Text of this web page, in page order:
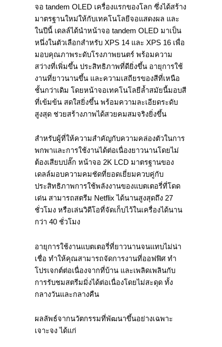
จอ tandem OLED เครื่องแรกของโลก ซึ่งได้สร้าง
มาตรฐานใหม่ให้กับเทคโนโลยีจอแสดงผล และ
ในปีนี้ เดลล์ได้นำหน้าจอ tandem OLED มาเป็น
หนึ่งในตัวเลือกสำหรับ XPS 14 และ XPS 16 เพื่อ
มอบคุณภาพระดับโรงภาพยนตร์ พร้อมความ
สว่างที่เพิ่มขึ้น ประสิทธิภาพที่ดียิ่งขึ้น อายุการใช้
งานที่ยาวนานขึ้น และความเสถียรของสีที่เหนือ
ชั้นกว่าเดิม โดยหน้าจอเทคโนโลยีล้ำสมัยนี้มอบสี
ที่เข้มข้น สดใสยิ่งขึ้น พร้อมความละเอียดระดับ
สูงสุด ช่วยสร้างภาพได้สวยคมสมจริงยิ่งขึ้น
สำหรับผู้ที่ให้ความสำคัญกับความคล่องตัวในการ
พกพาและการใช้งานได้ต่อเนื่องยาวนานโดยไม่
ต้องเสียบปลั๊ก หน้าจอ 2K LCD มาตรฐานของ
เดลล์มอบความคมชัดที่ยอดเยี่ยมควบคู่กับ
ประสิทธิภาพการใช้พลังงานของแบตเตอรี่ที่โดด
เด่น สามารถสตรีม Netflix ได้นานสูงสุดถึง 27
ชั่วโมง หรือเล่นวิดีโอที่จัดเก็บไว้ในเครื่องได้นาน
กว่า 40 ชั่วโมง
อายุการใช้งานแบตเตอรี่ที่ยาวนานจนแทบไม่น่า
เชื่อ ทำให้คุณสามารถจัดการงานที่ออฟฟิศ ทำ
โปรเจกต์ต่อเนื่องจากที่บ้าน และเพลิดเพลินกับ
การรับชมสตรีมมิ่งได้ต่อเนื่องโดยไม่สะดุด ทั้ง
กลางวันและกลางคืน
ผลลัพธ์จากนวัตกรรมที่พัฒนาขึ้นอย่างเฉพาะ
เจาะจง ได้แก่